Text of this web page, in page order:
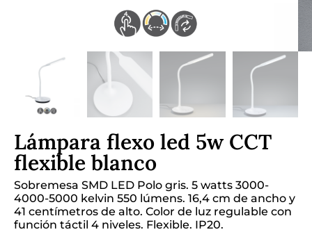
Lámpara flexo led 5w CCT
flexible blanco
Sobremesa SMD LED Polo gris. 5 watts 3000-
4000-5000 kelvin 550 lúmens. 16,4 cm de ancho y
41 centímetros de alto. Color de luz regulable con
función táctil 4 niveles. Flexible. IP20.